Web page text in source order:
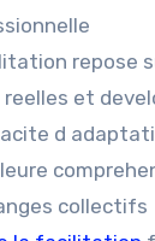
repose
et
d
collectifs